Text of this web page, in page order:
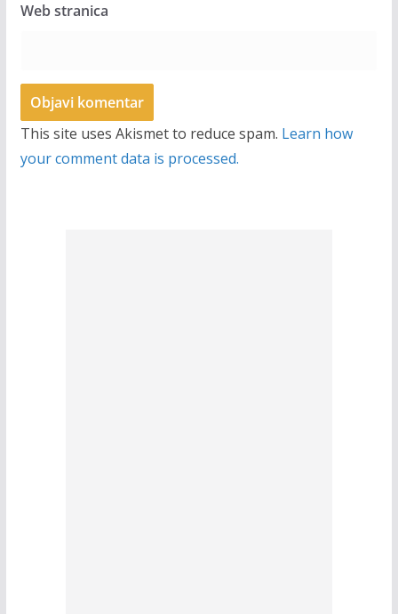
Web stranica
This site uses Akismet to reduce spam. Learn how
your comment data is processed.